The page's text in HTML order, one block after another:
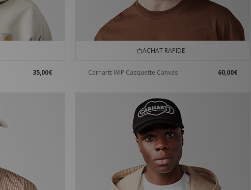
35,00€
ACHAT RAPIDE
Carhartt WIP Casquette Canvas 60,00€